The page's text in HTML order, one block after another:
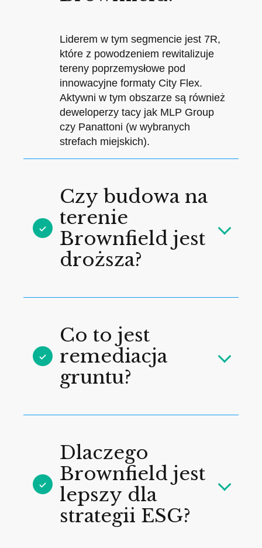
Liderem w tym segmencie jest 7R,
które z powodzeniem rewitalizuje
tereny poprzemysłowe pod
innowacyjne formaty City Flex.
Aktywni w tym obszarze są również
deweloperzy tacy jak MLP Group
czy Panattoni (w wybranych
strefach miejskich).
Czy budowa na
terenie
Brownfield jest
droższa?
Co to jest
remediacja
gruntu?
Dlaczego
Brownfield jest
lepszy dla
strategii ESG?